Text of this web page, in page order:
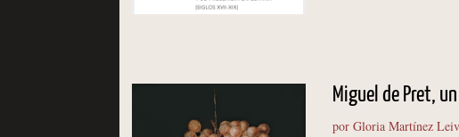
Miguel de Pret,
por Gloria Martínez